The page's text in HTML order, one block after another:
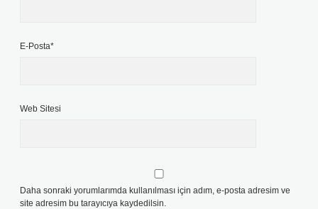
E-Posta*
Web Sitesi
Daha sonraki yorumlarımda kullanılması için adım, e-posta adresim ve
site adresim bu tarayıcıya kaydedilsin.